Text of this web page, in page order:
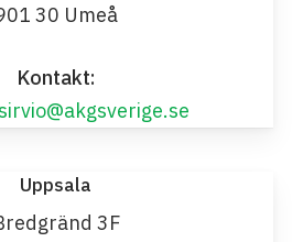
30 Umeå
Kontakt:
Uppsala
3F